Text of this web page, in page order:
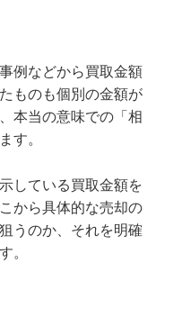
例などから買取金額
ものも個別の金額が
本当の意味での「相
す。
している買取金額を
から具体的な売却の
うのか、それを明確
。